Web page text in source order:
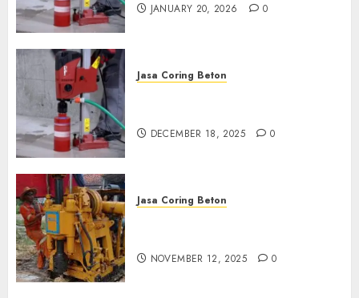
JANUARY 20, 2026 0
Jasa Coring Beton
DECEMBER 18, 2025 0
Jasa Coring Beton
NOVEMBER 12, 2025 0